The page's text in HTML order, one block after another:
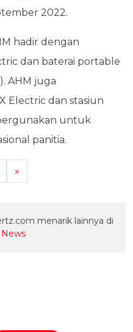
2022.
hadir dengan
dan baterai portable
AHM juga
Electric dan stasiun
untuk
panitia.
»
menarik lainnya di